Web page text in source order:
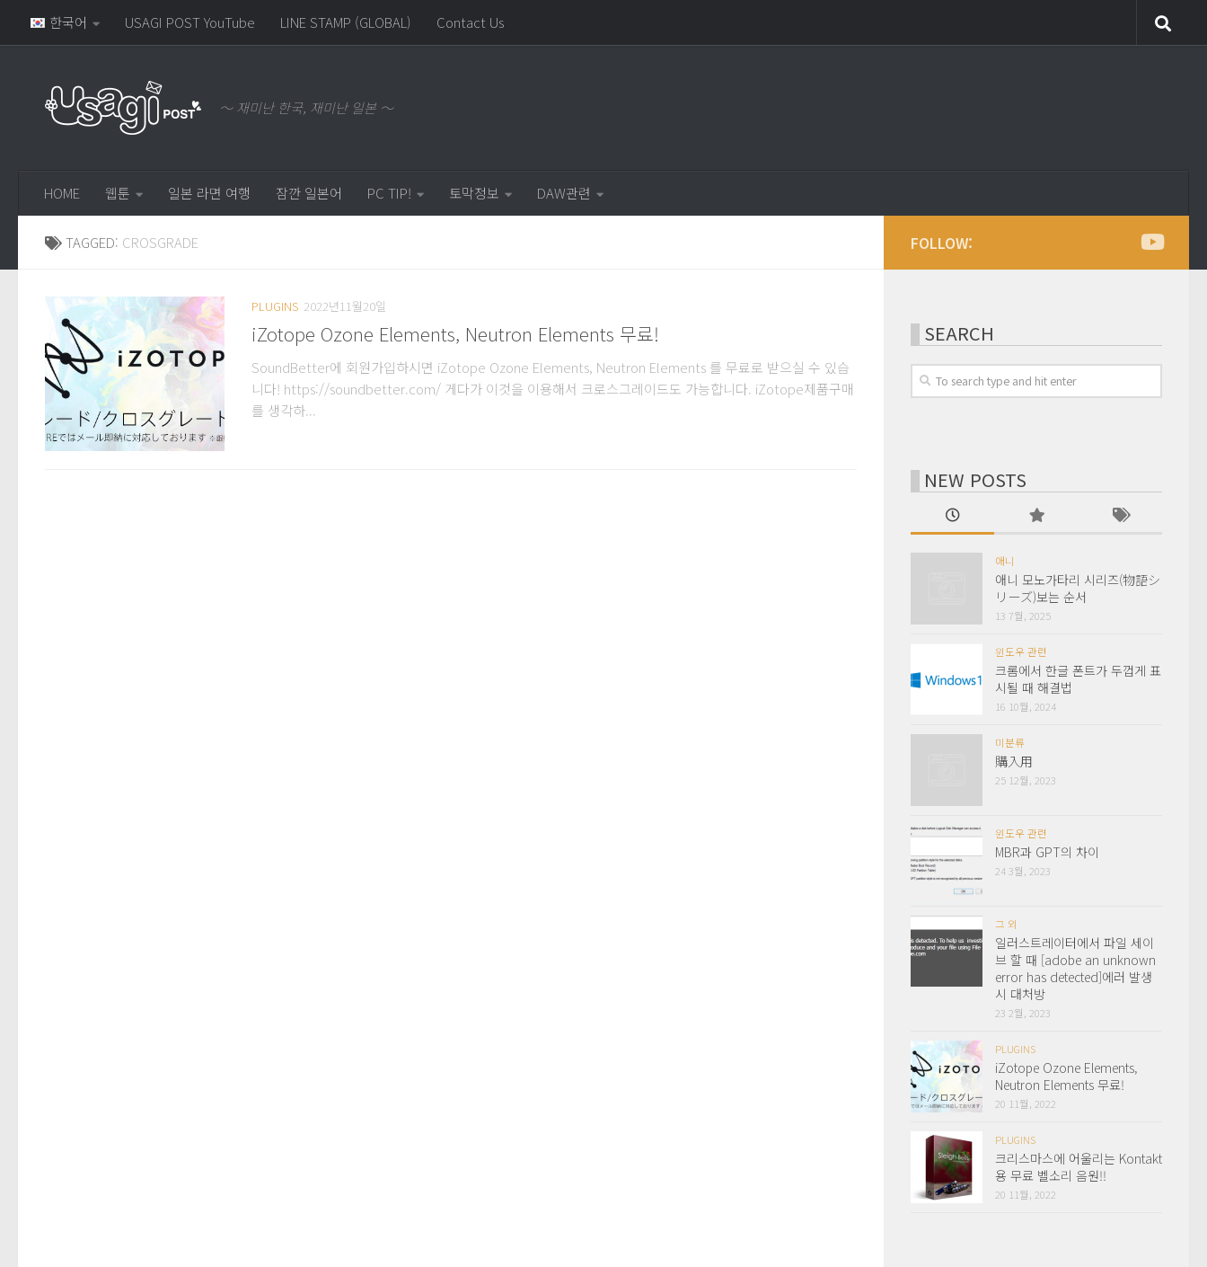
한국어 USAGI POST YouTube LINE STAMP (GLOBAL) Contact Us
～ 재미난 한국, 재미난 일본 ～
HOME 웹툰 일본 라면 여행 잠깐 일본어 PC TIP! 토막정보 DAW관련
TAGGED: CROSGRADE
PLUGINS 2022년11월20일
iZotope Ozone Elements, Neutron Elements 무료!
SoundBetter에 회원가입하시면 iZotope Ozone Elements, Neutron Elements 를 무료로 받으실 수 있습
니다! https://soundbetter.com/ 게다가 이것을 이용해서 크로스그레이드도 가능합니다. iZotope제품구매
를 생각하...
FOLLOW:
SEARCH
NEW POSTS
애니
애니 모노가타리 시리즈(物語シ
リーズ)보는 순서
13 7월, 2025
윈도우 관련
크롬에서 한글 폰트가 두껍게 표
시될 때 해결법
16 10월, 2024
미분류
購入用
25 12월, 2023
윈도우 관련
MBR과 GPT의 차이
24 3월, 2023
그 외
일러스트레이터에서 파일 세이
브 할 때 [adobe an unknown
error has detected]에러 발생
시 대처방
23 2월, 2023
PLUGINS
iZotope Ozone Elements,
Neutron Elements 무료!
20 11월, 2022
PLUGINS
크리스마스에 어울리는 Kontakt
용 무료 벨소리 음원!!
20 11월, 2022